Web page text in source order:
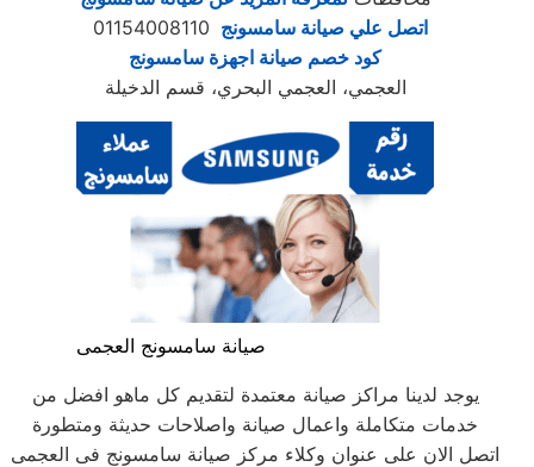
اتصل علي صيانة سامسونج
كود خصم صيانة اجهزة سامسونج
العجمي، العجمي البحري، قسم الدخيلة
صيانة سامسونج العجمى
يوجد لدينا مراكز صيانة معتمدة لتقديم كل ماهو افضل من
خدمات متكاملة واعمال صيانة واصلاحات حديثة ومتطورة
اتصل الان على عنوان وكلاء مركز صيانة سامسونج فى العجمى